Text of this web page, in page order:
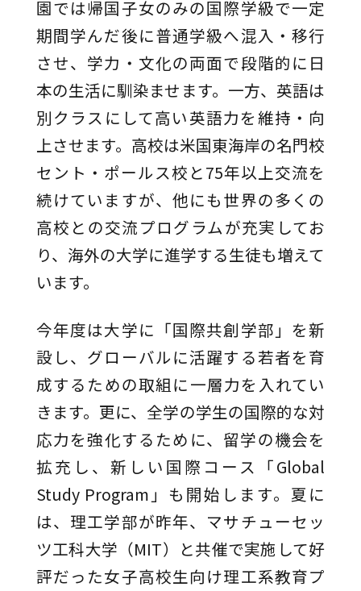
園では帰国子女のみの国際学級で一定
期間学んだ後に普通学級へ混入・移行
させ、学力・文化の両面で段階的に日
本の生活に馴染ませます。一方、英語は
別クラスにして高い英語力を維持・向
上させます。高校は米国東海岸の名門校
セント・ポールス校と75年以上交流を
続けていますが、他にも世界の多くの
高校との交流プログラムが充実してお
り、海外の大学に進学する生徒も増えて
います。
今年度は大学に「国際共創学部」を新
設し、グローバルに活躍する若者を育
成するための取組に一層力を入れてい
きます。更に、全学の学生の国際的な対
応力を強化するために、留学の機会を
拡充し、新しい国際コース「Global
Study Program」も開始します。夏に
は、理工学部が昨年、マサチューセッ
ツ工科大学（MIT）と共催で実施して好
評だった女子高校生向け理工系教育プ